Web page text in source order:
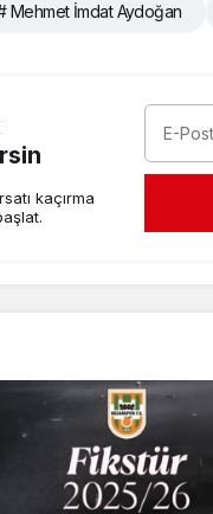
Mehmet İmdat Aydoğan
kaçırma